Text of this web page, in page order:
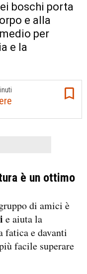
boschi porta
e alla
per
e la
è un ottimo
di amici è
e aiuta la
fatica e davanti
facile superare